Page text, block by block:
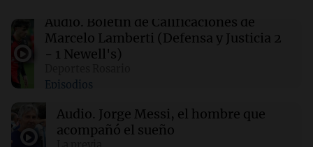
militar
00:11 Clima
lunes 10 de agosto
00:06 Clima
Clima en CABA: cómo estará el tiempo este
Audio. Boletín de Calificaciones de
Marcelo Lamberti (Defensa y Justicia 2
- 1 Newell's)
Episodios
Audio. Jorge Messi, el hombre que
acompañó el sueño